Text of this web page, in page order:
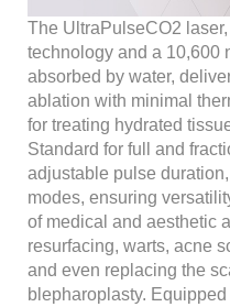
The UltraPulseCO2
technology and a 10,600
absorbed by water,
ablation with minimal
for treating hydrated
Standard for full and
adjustable pulse
modes, ensuring
of medical and aesthetic
resurfacing, warts, acne
and even replacing the
blepharoplasty.